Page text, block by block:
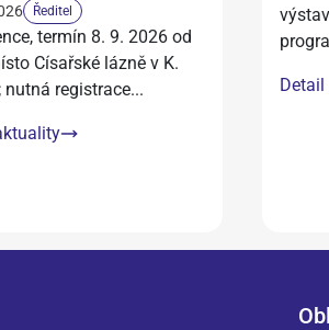
Ředitel
termín 8. 9. 2026 od
Císařské lázně v K.
nutná registrace...